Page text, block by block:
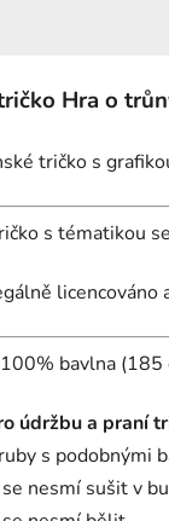
Hra o
tričko s
s tématikou
licencováno
100% bavlna (185
údržbu a praní
s podobnými
nesmí sušit v